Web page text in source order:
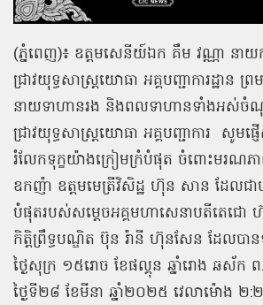
(ភ្នំពេញ)៖ ឧត្តមសេនីយ៍ឯក គឹម វណ្ណា នា
ជ្រាវយុទ្ធសាស្ត្រយោធា អគ្គបញ្ជាការដ្ឋាន
នាយទាហានរង និងពលទាហានទាំងអស់ចំ
ជ្រាវយុទ្ធសាស្ត្រយោធា អគ្គបញ្ជាការ សូមផ្ញ
រំលែកទុក្ខយ៉ាងក្រៀមក្រំបំផុត ចំពោះមរណភ
ឧកញ៉ា ឧត្ដមមេត្រីវិសិដ្ឋ ហ៊ុន សាន ដែលជ
បំផុតរបស់សម្តេចអគ្គមហាសេនាបតីតេជោ
កិត្តិព្រឹទ្ធបណ្ឌិត ប៊ុន រ៉ានី ហ៊ុនសែន ដែលប
ថ្ងៃសុក្រ ១៥រោច ខែផល្គុន ឆ្នាំរោង ឆស័ក ព.
ថ្ងៃទី២៨ ខែមីនា ឆ្នាំ២០២៥ វេលាម៉ោង ២: